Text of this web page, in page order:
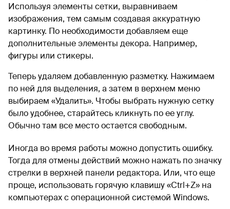
Используя элементы сетки, выравниваем
изображения, тем самым создавая аккуратную
картинку. По необходимости добавляем еще
дополнительные элементы декора. Например,
фигуры или стикеры.
Теперь удаляем добавленную разметку. Нажимаем
по ней для выделения, а затем в верхнем меню
выбираем «Удалить». Чтобы выбрать нужную сетку
было удобнее, старайтесь кликнуть по ее углу.
Обычно там все место остается свободным.
Иногда во время работы можно допустить ошибку.
Тогда для отмены действий можно нажать по значку
стрелки в верхней панели редактора. Или, что еще
проще, использовать горячую клавишу «Ctrl+Z» на
компьютерах с операционной системой Windows.